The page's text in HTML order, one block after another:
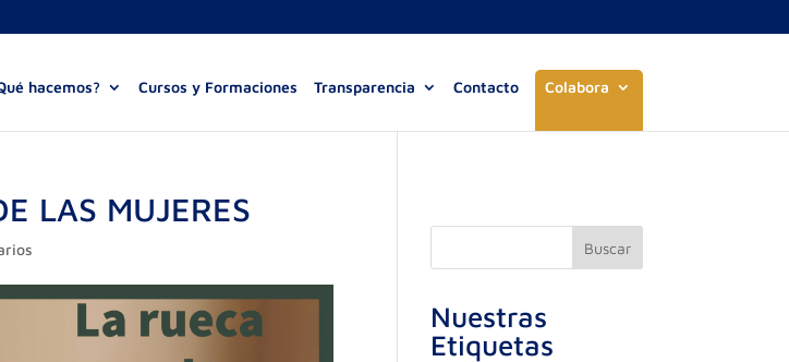
hacemos? Cursos y Formaciones Transparencia Contacto Colabora
LAS MUJERES
Buscar
Nuestras
Etiquetas